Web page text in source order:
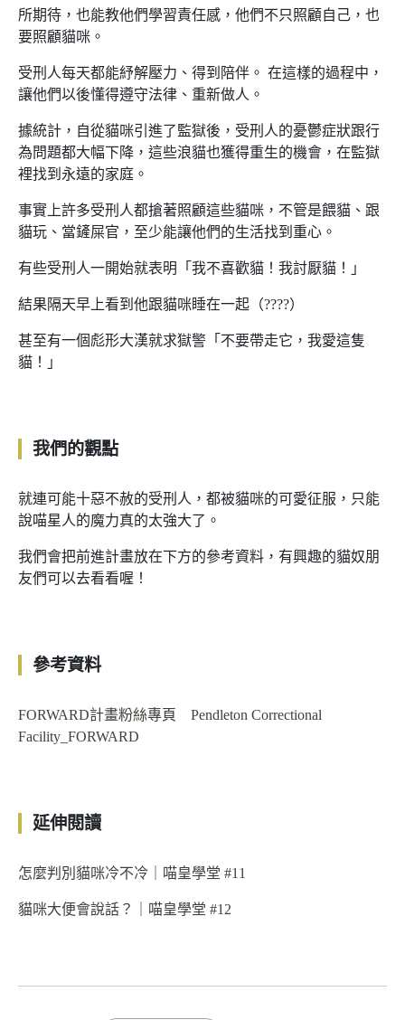
所期待，也能教他們學習責任感，他們不只照顧自己，也
要照顧貓咪。
受刑人每天都能紓解壓力、得到陪伴。 在這樣的過程中，
讓他們以後懂得遵守法律、重新做人。
據統計，自從貓咪引進了監獄後，受刑人的憂鬱症狀跟行
為問題都大幅下降，這些浪貓也獲得重生的機會，在監獄
裡找到永遠的家庭。
事實上許多受刑人都搶著照顧這些貓咪，不管是餵貓、跟
貓玩、當鏟屎官，至少能讓他們的生活找到重心。
有些受刑人一開始就表明「我不喜歡貓！我討厭貓！」
結果隔天早上看到他跟貓咪睡在一起（????）
甚至有一個彪形大漢就求獄警「不要帶走它，我愛這隻
貓！」
我們的觀點
就連可能十惡不赦的受刑人，都被貓咪的可愛征服，只能
說喵星人的魔力真的太強大了。
我們會把前進計畫放在下方的參考資料，有興趣的貓奴朋
友們可以去看看喔！
參考資料
FORWARD計畫粉絲專頁 Pendleton Correctional
Facility_FORWARD
延伸閱讀
怎麼判別貓咪冷不冷｜喵皇學堂 #11
貓咪大便會說話？｜喵皇學堂 #12